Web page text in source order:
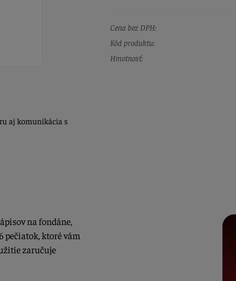
aj komunikácia s
Cena bez DPH:
Kód produktu:
Hmotnosť:
na fondáne,
pečiatok, ktoré vám
zaručuje